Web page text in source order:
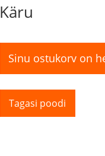
Käru
Sinu ostukorv on
Tagasi poodi